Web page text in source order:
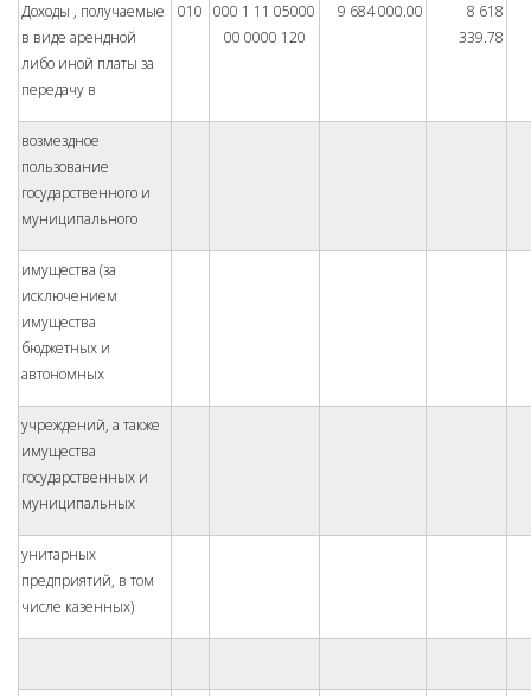
Доходы , получаемые
в виде арендной
либо иной платы за
передачу в
010 000 1 11 05000
00 0000 120
9 684 000.00
8 618
339.78
возмездное
пользование
государственного и
муниципального
имущества (за
исключением
имущества
бюджетных и
автономных
учреждений, а также
имущества
государственных и
муниципальных
унитарных
предприятий, в том
числе казенных)